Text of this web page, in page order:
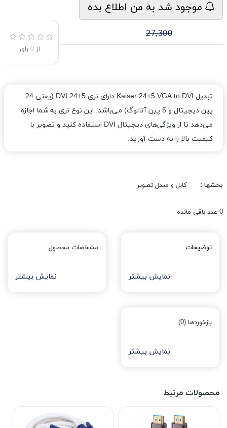
موجود شد به من اطلاع بده
27,300
از 0 رای
تبدیل Kaiser 24+5 VGA to DVI دارای نری DVI 24+5 (یعنی 24
پین دیجیتال و 5 پین آنالوگ) می‌باشد. این نوع نری به شما اجازه
می‌دهد تا از ویژگی‌های دیجیتال DVI استفاده کنید و تصویر با
کیفیت بالا را به دست آورید.
بخشها : کابل و مبدل تصویر
0 عدد باقی مانده
توضیحات
نمایش بیشتر
مشخصات محصول
نمایش بیشتر
بازخوردها (0)
نمایش بیشتر
محصولات مرتبط